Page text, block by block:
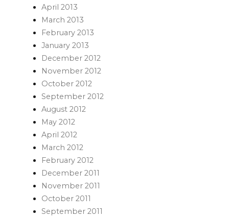
April 2013
March 2013
February 2013
January 2013
December 2012
November 2012
October 2012
September 2012
August 2012
May 2012
April 2012
March 2012
February 2012
December 2011
November 2011
October 2011
September 2011